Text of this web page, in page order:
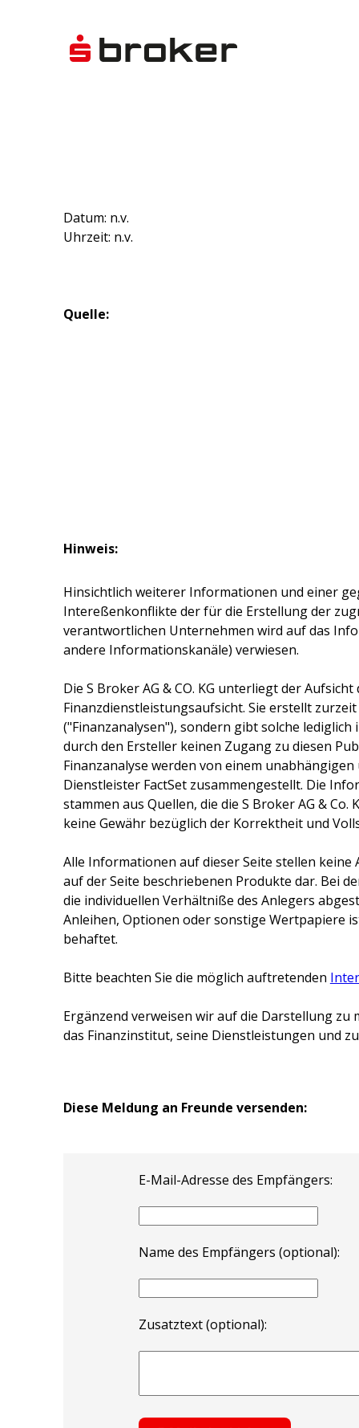
Datum: n.v.
Uhrzeit: n.v.
Quelle:
Hinweis:
Hinsichtlich weiterer Informationen und einer
Intereßenkonflikte der für die Erstellung der
verantwortlichen Unternehmen wird auf das
andere Informationskanäle) verwiesen.
Die S Broker AG & CO. KG unterliegt der Aufsicht
Finanzdienstleistungsaufsicht. Sie erstellt
("Finanzanalysen"), sondern gibt solche
durch den Ersteller keinen Zugang zu diesen
Finanzanalyse werden von einem
Dienstleister FactSet zusammengestellt. Die
stammen aus Quellen, die die S Broker AG & Co.
keine Gewähr bezüglich der Korrektheit und
Alle Informationen auf dieser Seite stellen
auf der Seite beschriebenen Produkte dar. Bei
die individuellen Verhältniße des Anlegers
Anleihen, Optionen oder sonstige Wertpapiere
behaftet.
Bitte beachten Sie die möglich auftretenden
Ergänzend verweisen wir auf die Darstellung
das Finanzinstitut, seine Dienstleistungen und
Diese Meldung an Freunde versenden:
E-Mail-Adresse des Empfängers:
Name des Empfängers (optional):
Zusatztext (optional):